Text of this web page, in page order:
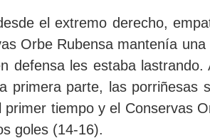
el extremo derecho,
Orbe Rubensa mantenía
defensa les estaba
primera parte, las porriñesas
primer tiempo y el Conservas
goles (14-16).